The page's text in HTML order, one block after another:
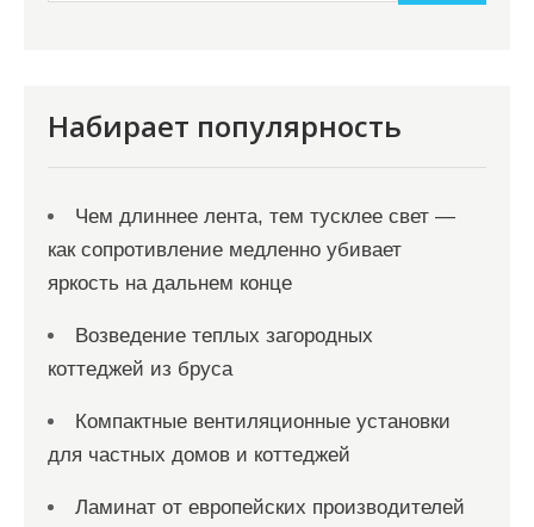
Набирает популярность
Чем длиннее лента, тем тусклее свет —
как сопротивление медленно убивает
яркость на дальнем конце
Возведение теплых загородных
коттеджей из бруса
Компактные вентиляционные установки
для частных домов и коттеджей
Ламинат от европейских производителей